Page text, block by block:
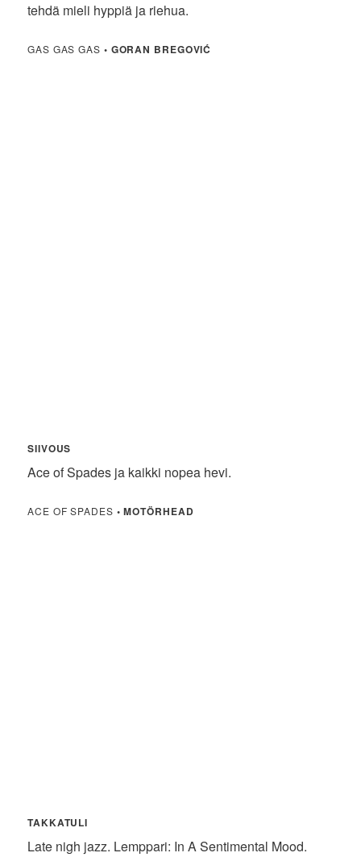
tehdä mieli hyppiä ja riehua.
GAS GAS GAS • GORAN BREGOVIĆ
SIIVOUS
Ace of Spades ja kaikki nopea hevi.
ACE OF SPADES • MOTÖRHEAD
TAKKATULI
Late nigh jazz. Lemppari: In A Sentimental Mood.